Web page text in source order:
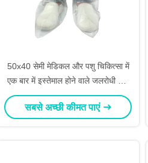
50x40 सेमी मेडिकल और पशु चिकित्सा में
एक बार में इस्तेमाल होने वाले जलरोधी जूते
के कवर
सबसे अच्छी कीमत पाएं